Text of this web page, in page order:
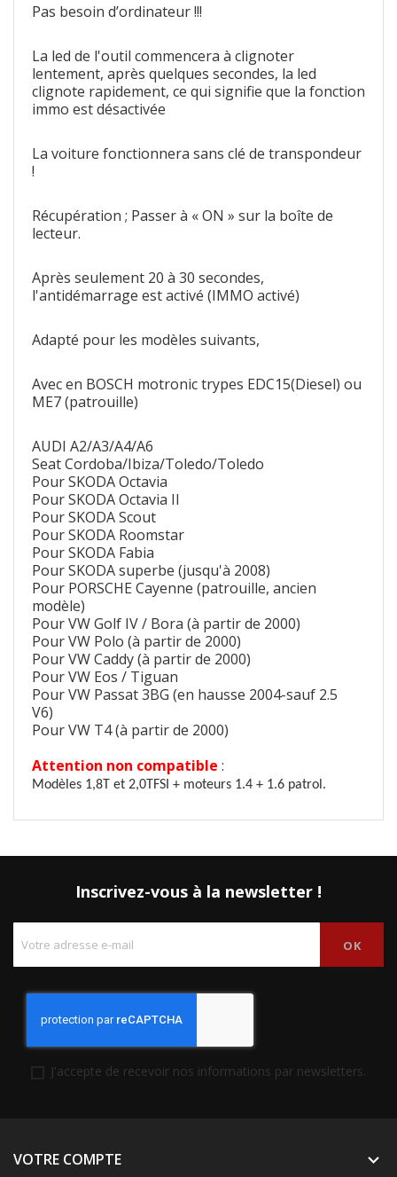
Pas besoin d’ordinateur !!!
La led de l'outil commencera à clignoter
lentement, après quelques secondes, la led
clignote rapidement, ce qui signifie que la fonction
immo est désactivée
La voiture fonctionnera sans clé de transpondeur
!
Récupération ; Passer à « ON » sur la boîte de
lecteur.
Après seulement 20 à 30 secondes,
l'antidémarrage est activé (IMMO activé)
Adapté pour les modèles suivants,
Avec en BOSCH motronic trypes EDC15(Diesel) ou
ME7 (patrouille)
AUDI A2/A3/A4/A6
Seat Cordoba/Ibiza/Toledo/Toledo
Pour SKODA Octavia
Pour SKODA Octavia II
Pour SKODA Scout
Pour SKODA Roomstar
Pour SKODA Fabia
Pour SKODA superbe (jusqu'à 2008)
Pour PORSCHE Cayenne (patrouille, ancien
modèle)
Pour VW Golf IV / Bora (à partir de 2000)
Pour VW Polo (à partir de 2000)
Pour VW Caddy (à partir de 2000)
Pour VW Eos / Tiguan
Pour VW Passat 3BG (en hausse 2004-sauf 2.5
V6)
Pour VW T4 (à partir de 2000)
Attention non compatible :
Modèles 1,8T et 2,0TFSI + moteurs 1.4 + 1.6 patrol.
Inscrivez-vous à la newsletter !
J'accepte de recevoir nos informations par newsletters.
VOTRE COMPTE 